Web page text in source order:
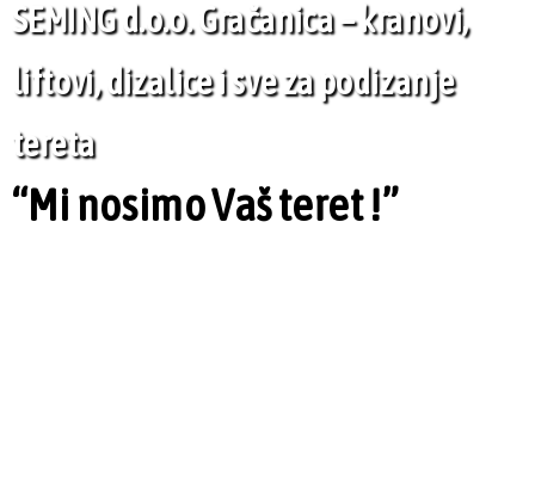
SEMING d.o.o. Gračanica – kranovi,
liftovi, dizalice i sve za podizanje
tereta
“Mi nosimo Vaš teret !”